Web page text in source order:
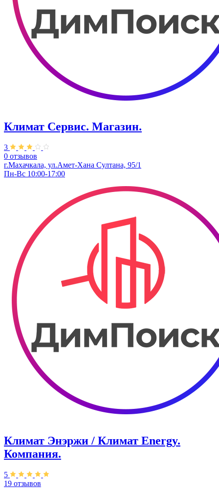
Климат Сервис. ​Магазин.
3
0 отзывов
г.Махачкала, ул.Амет-Хана Султана, 95/1
Пн-Вс 10:00-17:00
Климат Энэржи / Климат Energy.
Компания.
5
19 отзывов